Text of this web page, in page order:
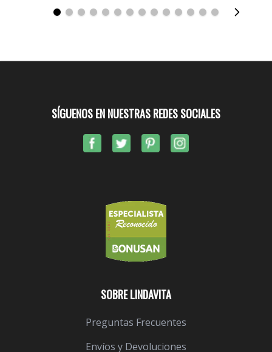
SOBRE LINDAVITA
Preguntas Frecuentes
Envíos y Devoluciones
SÍGUENOS EN NUESTRAS REDES SOCIALES